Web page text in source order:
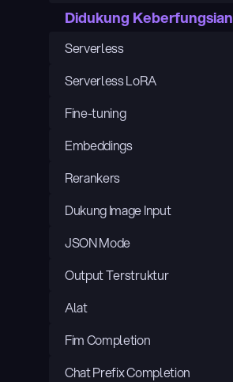
Didukung Keberfungsian
Serverless
Serverless LoRA
Fine-tuning
Embeddings
Rerankers
Dukung Image Input
JSON Mode
Output Terstruktur
Alat
Fim Completion
Chat Prefix Completion